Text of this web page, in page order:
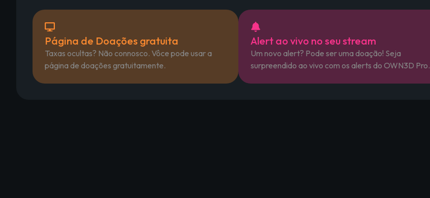
Página de Doações gratuita
Taxas ocultas? Não connosco. Vôce pode usar a
página de doações gratuitamente.
Alert ao vivo no seu stream
Um novo alert? Pode ser uma doação! Seja
surpreendido ao vivo com os alerts do OWN3D Pro.